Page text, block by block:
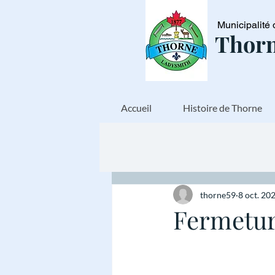
Municipalité
Accueil Histoire de Thorne
thorne59 8 oct.